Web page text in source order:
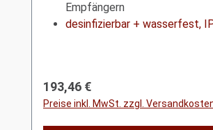
Empfängern
desinfizierbar + wasserfest,
Regulärer Preis:
193,46 €
Preise inkl. MwSt. zzgl.